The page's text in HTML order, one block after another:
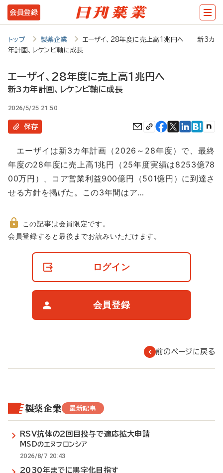
メ
イ
テ
ツ
に
動
会員登録
トップ 製薬企業
エーザイ、28年度に売上高1兆円へ 新3カ
年計画、レケンビ軸に成長
エーザイ、28年度に売上高1兆円へ
新3カ年計画、レケンビ軸に成長
2026/5/25 21:50
保存
エーザイは新3カ年計画（2026～28年度）で、最終
年度の28年度に売上高1兆円（25年度実績は8253億78
00万円）、コア営業利益900億円（501億円）に到達さ
せる方針を掲げた。この3年間はア…
非
この記事は会員限定です。
会員登録すると最後までお読みいただけます。
ログイン
会員登録
前のページに戻る
製薬企業 最新記事
RSV抗体の2回目投与で適応拡大申請
MSDのエヌフロンシア
2026/8/7 20:43
2030年までに黒字化目指す